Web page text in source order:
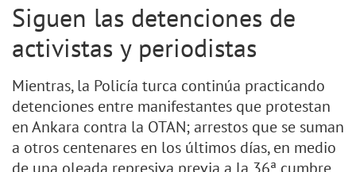
Siguen las detenciones de
activistas y periodistas
Mientras, la Policía turca continúa practicando
detenciones entre manifestantes que protestan
en Ankara contra la OTAN; arrestos que se suman
a otros centenares en los últimos días, en medio